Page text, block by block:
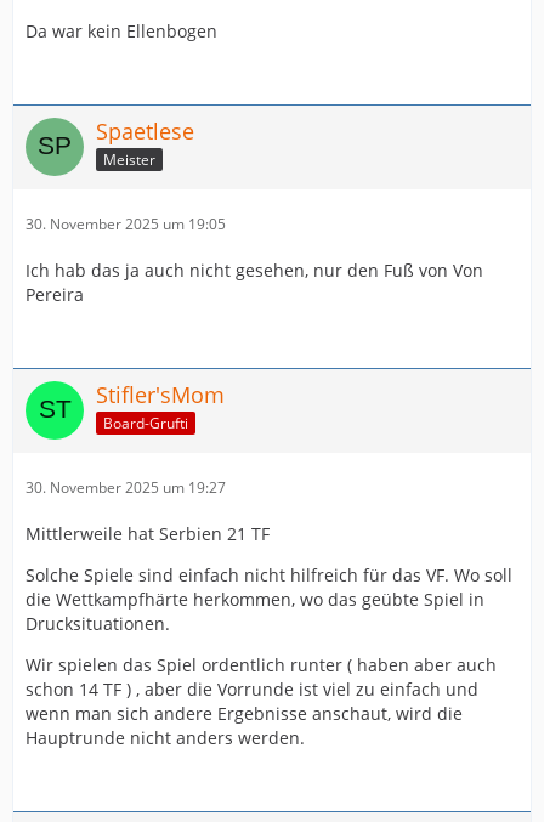
Da war kein Ellenbogen
Spaetlese
Meister
30. November 2025 um 19:05
Ich hab das ja auch nicht gesehen, nur den Fuß von Von
Pereira
Stifler'sMom
Board-Grufti
30. November 2025 um 19:27
Mittlerweile hat Serbien 21 TF
Solche Spiele sind einfach nicht hilfreich für das VF. Wo soll
die Wettkampfhärte herkommen, wo das geübte Spiel in
Drucksituationen.
Wir spielen das Spiel ordentlich runter ( haben aber auch
schon 14 TF ) , aber die Vorrunde ist viel zu einfach und
wenn man sich andere Ergebnisse anschaut, wird die
Hauptrunde nicht anders werden.